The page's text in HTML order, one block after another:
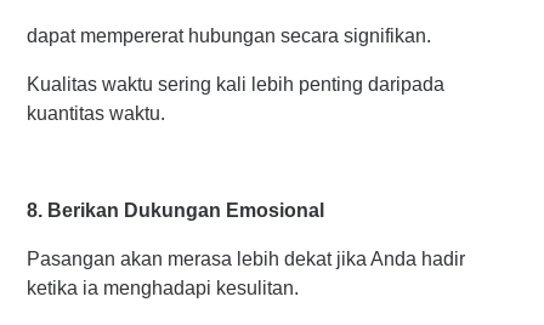
dapat mempererat hubungan secara signifikan.
Kualitas waktu sering kali lebih penting daripada
kuantitas waktu.
8. Berikan Dukungan Emosional
Pasangan akan merasa lebih dekat jika Anda hadir
ketika ia menghadapi kesulitan.